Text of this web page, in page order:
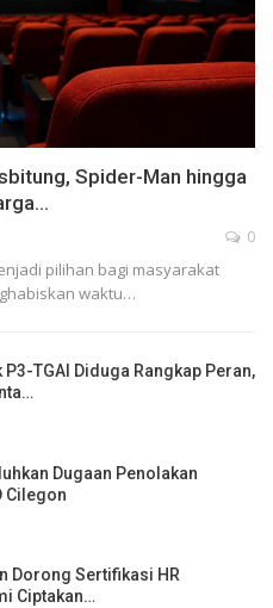
Spider-Man hingga
0
pilihan bagi masyarakat
waktu…
TGAI Diduga Rangkap Peran,
Dugaan Penolakan
Cilegon
Dorong Sertifikasi HR
Ciptakan…